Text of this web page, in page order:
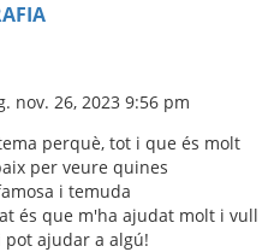
nov. 26, 2023 9:56 pm
perquè, tot i que és molt
per veure quines
i temuda
és que m'ha ajudat molt i vull
ajudar a algú!